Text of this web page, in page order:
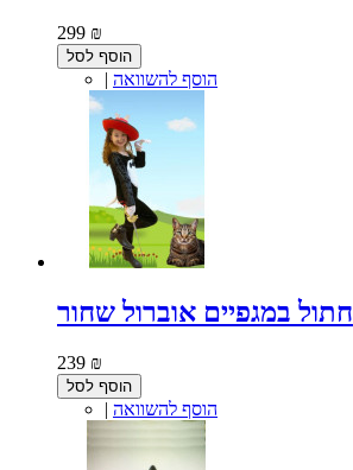
299 ₪
הוסף לסל
| הוסף להשוואה
חתול במגפיים אוברול שחור
239 ₪
הוסף לסל
| הוסף להשוואה